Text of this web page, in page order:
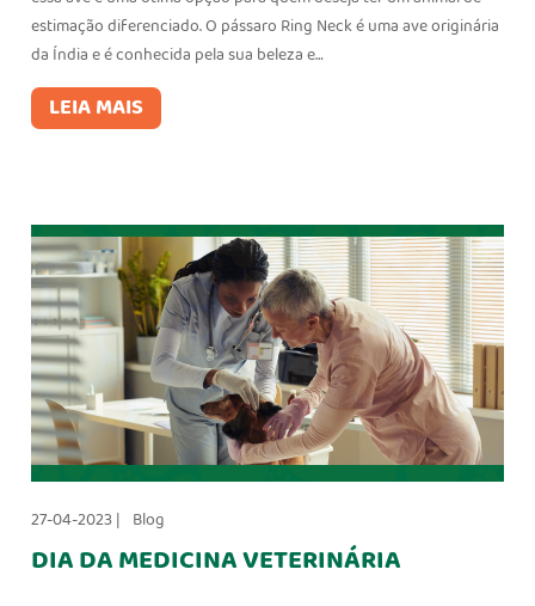
estimação diferenciado. O pássaro Ring Neck é uma ave originária
da Índia e é conhecida pela sua beleza e…
LEIA MAIS
27-04-2023 | Blog
DIA DA MEDICINA VETERINÁRIA